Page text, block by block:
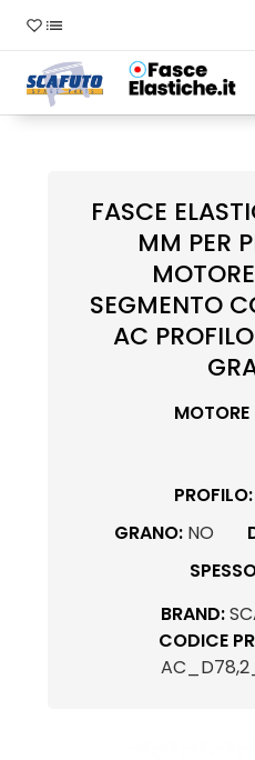
FASCE
MM PER
SEGMENTO
AC
MOTORE
PROFILO:
GRANO: NO
BRAND:
CODICE